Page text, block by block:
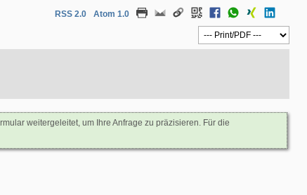
RSS 2.0
Atom 1.0
weitergeleitet, um Ihre Anfrage zu präzisieren. Für die